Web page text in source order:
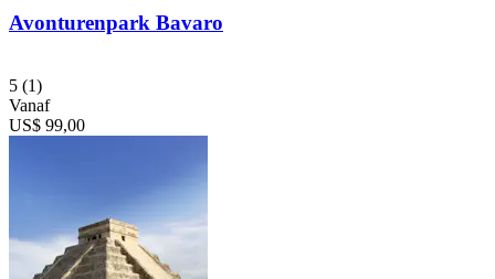
Avonturenpark Bavaro
5 (1)
Vanaf
US$ 99,00